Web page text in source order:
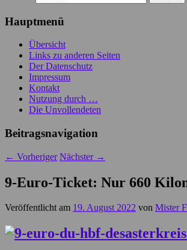
Hauptmenü
Übersicht
Links zu anderen Seiten
Der Datenschutz
Impressum
Kontakt
Nutzung durch …
Die Unvollendeten
Beitragsnavigation
← Vorheriger Nächster →
9-Euro-Ticket: Nur 660
Veröffentlicht am 19. August 2022 von Mister